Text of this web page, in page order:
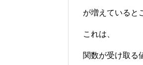
が増えていると
これは、
関数が受け取る